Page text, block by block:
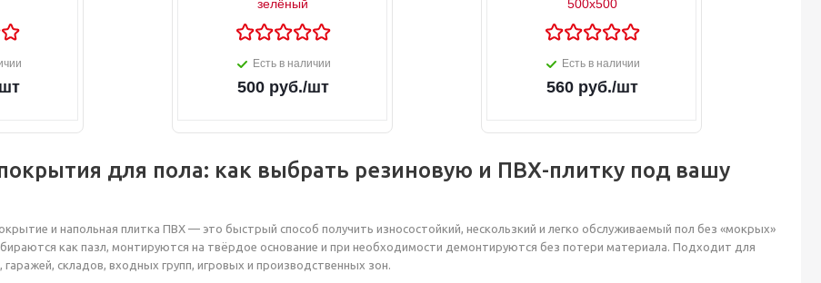
зелёный
Есть в наличии
500руб./шт
500х500
Есть в наличии
560руб./шт
для пола: как выбрать резиновую и ПВХ-плитку под вашу
и напольная плитка ПВХ — это быстрый способ получить износостойкий, нескользкий и легко обслуживаемый пол без «мокрых»
как пазл, монтируются на твёрдое основание и при необходимости демонтируются без потери материала. Подходит для
гаражей, складов, входных групп, игровых и производственных зон.